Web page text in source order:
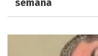
semana